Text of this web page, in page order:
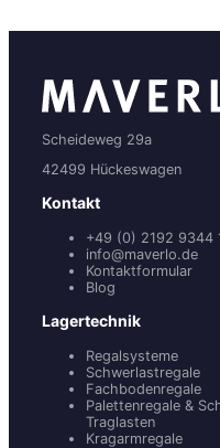
Scheideweg 29a
42499 Hückeswagen
Kontakt
+49 (0) 2192 9344
info@maverlo.de
Kontaktformular
Blog
Lagertechnik
Regalsysteme
Schwerlastregale
Fachbodenregale
Palettenregale &
Traglasten
Kragarmregale